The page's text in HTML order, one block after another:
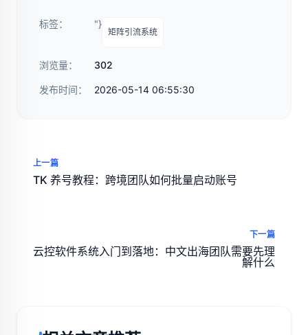
标签： "}
矩阵引流系统
浏览量： 302
发布时间： 2026-05-14 06:55:30
上一篇
TK 养号教程：跨境团队如何批量启动账号
下一篇
云控软件系统入门到落地：中文出海团队需要先理
解什么